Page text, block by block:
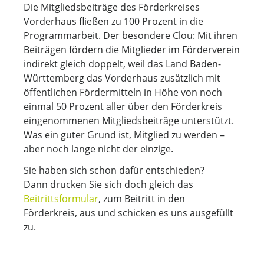
Die Mitgliedsbeiträge des Förderkreises
Vorderhaus fließen zu 100 Prozent in die
Programmarbeit. Der besondere Clou: Mit ihren
Beiträgen fördern die Mitglieder im Förderverein
indirekt gleich doppelt, weil das Land Baden-
Württemberg das Vorderhaus zusätzlich mit
öffentlichen Fördermitteln in Höhe von noch
einmal 50 Prozent aller über den Förderkreis
eingenommenen Mitgliedsbeiträge unterstützt.
Was ein guter Grund ist, Mitglied zu werden –
aber noch lange nicht der einzige.
Sie haben sich schon dafür entschieden?
Dann drucken Sie sich doch gleich das
Beitrittsformular, zum Beitritt in den
Förderkreis, aus und schicken es uns ausgefüllt
zu.